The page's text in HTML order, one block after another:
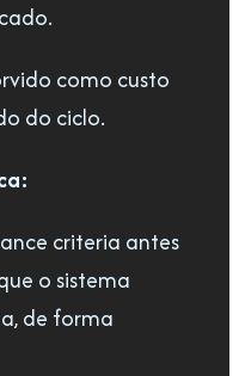
como custo
do ciclo.
criteria antes
o sistema
de forma